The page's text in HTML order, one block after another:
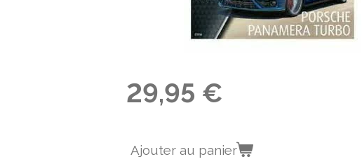
29,95 €
Ajouter au panier